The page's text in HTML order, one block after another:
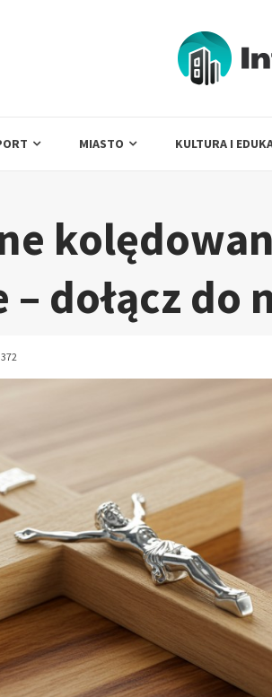
MIASTO KULTURA I
dołącz do
372